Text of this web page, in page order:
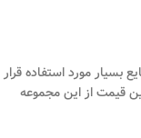
بسیار مورد استفاده قرار
قیمت از این مجموعه